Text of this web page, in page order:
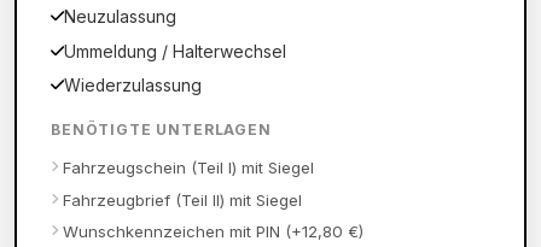
Neuzulassung
Ummeldung / Halterwechsel
Wiederzulassung
BENÖTIGTE UNTERLAGEN
Fahrzeugschein (Teil I) mit Siegel
Fahrzeugbrief (Teil II) mit Siegel
Wunschkennzeichen mit PIN (+12,80 €)